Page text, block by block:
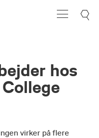
hos
virker på flere